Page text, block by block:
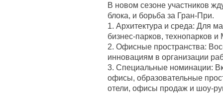
В новом сезоне участников
блока, и борьба за Гран-При.
1. Архитектура и среда: Для
бизнес-парков, технопарков
2. Офисные пространства:
инновациям в организации
3. Специальные номинации:
офисы, образовательные
отели, офисы продаж и шоу-